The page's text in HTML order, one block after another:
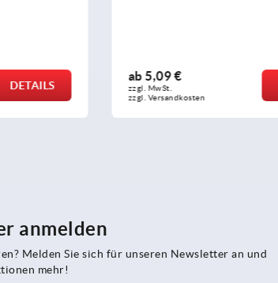
DETAILS
ab 5,09 €
zzgl. MwSt.
zzgl. Versandkosten
anmelden
Melden Sie sich für unseren Newsletter an und
mehr!